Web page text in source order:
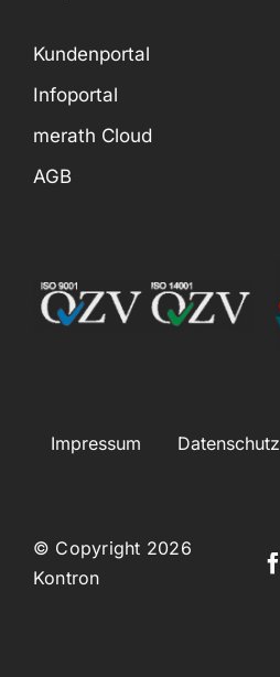
Kundenportal
Infoportal
merath Cloud
AGB
© Copyright 2026
Kontron
Impressum Datenschutz